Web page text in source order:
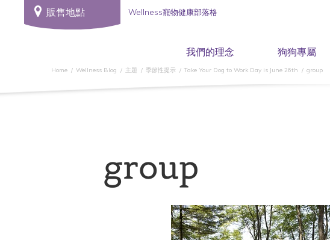
販售地點 Wellness寵物健康部落格
我們的理念 狗狗專屬
Home Wellness Blog 主題 季節性提示 Take Your Dog to Work Day is June 26th group
group